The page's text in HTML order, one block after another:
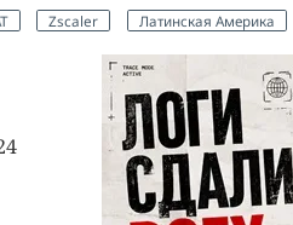
Zscaler Латинская Америка